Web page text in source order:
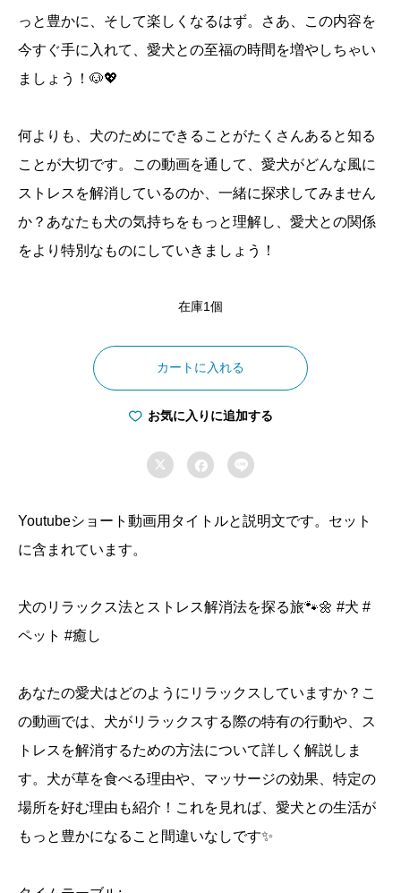
っと豊かに、そして楽しくなるはず。さあ、この内容を
今すぐ手に入れて、愛犬との至福の時間を増やしちゃい
ましょう！🐶💖
何よりも、犬のためにできることがたくさんあると知る
ことが大切です。この動画を通して、愛犬がどんな風に
ストレスを解消しているのか、一緒に探求してみません
か？あなたも犬の気持ちをもっと理解し、愛犬との関係
をより特別なものにしていきましょう！
在庫1個
の
リ
ラ
ク
方
ー
画
セ
ッ
カートに入れる
お気に入りに追加する
  
Youtubeショート動画用タイトルと説明文です。セット
に含まれています。
犬のリラックス法とストレス解消法を探る旅🐾🌼 #犬 #
ペット #癒し
あなたの愛犬はどのようにリラックスしていますか？こ
の動画では、犬がリラックスする際の特有の行動や、ス
トレスを解消するための方法について詳しく解説しま
す。犬が草を食べる理由や、マッサージの効果、特定の
場所を好む理由も紹介！これを見れば、愛犬との生活が
もっと豊かになること間違いなしです✨